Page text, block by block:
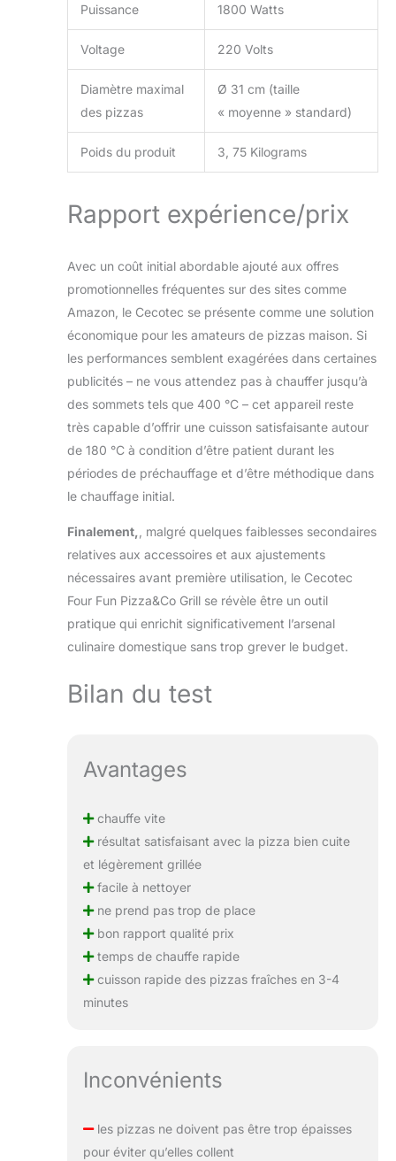
Puissance 1800 Watts
Voltage 220 Volts
Diamètre maximal
des pizzas
Ø 31 cm (taille
« moyenne » standard)
Poids du produit 3, 75 Kilograms
Rapport expérience/prix
Avec un coût initial abordable ajouté aux offres
promotionnelles fréquentes sur des sites comme
Amazon, le Cecotec se présente comme une solution
économique pour les amateurs de pizzas maison. Si
les performances semblent exagérées dans certaines
publicités – ne vous attendez pas à chauffer jusqu’à
des sommets tels que 400 °C – cet appareil reste
très capable d’offrir une cuisson satisfaisante autour
de 180 °C à condition d’être patient durant les
périodes de préchauffage et d’être méthodique dans
le chauffage initial.
Finalement,
, malgré quelques faiblesses secondaires
relatives aux accessoires et aux ajustements
nécessaires avant première utilisation, le Cecotec
Four Fun Pizza&Co Grill se révèle être un outil
pratique qui enrichit significativement l’arsenal
culinaire domestique sans trop grever le budget.
Bilan du test
Avantages
chauffe vite
résultat satisfaisant avec la pizza bien cuite
et légèrement grillée
facile à nettoyer
ne prend pas trop de place
bon rapport qualité prix
temps de chauffe rapide
cuisson rapide des pizzas fraîches en 3-4
minutes
Inconvénients
les pizzas ne doivent pas être trop épaisses
pour éviter qu’elles collent